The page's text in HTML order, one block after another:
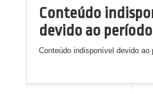
Conteúdo
devido ao
Conteúdo indisponível devido ao